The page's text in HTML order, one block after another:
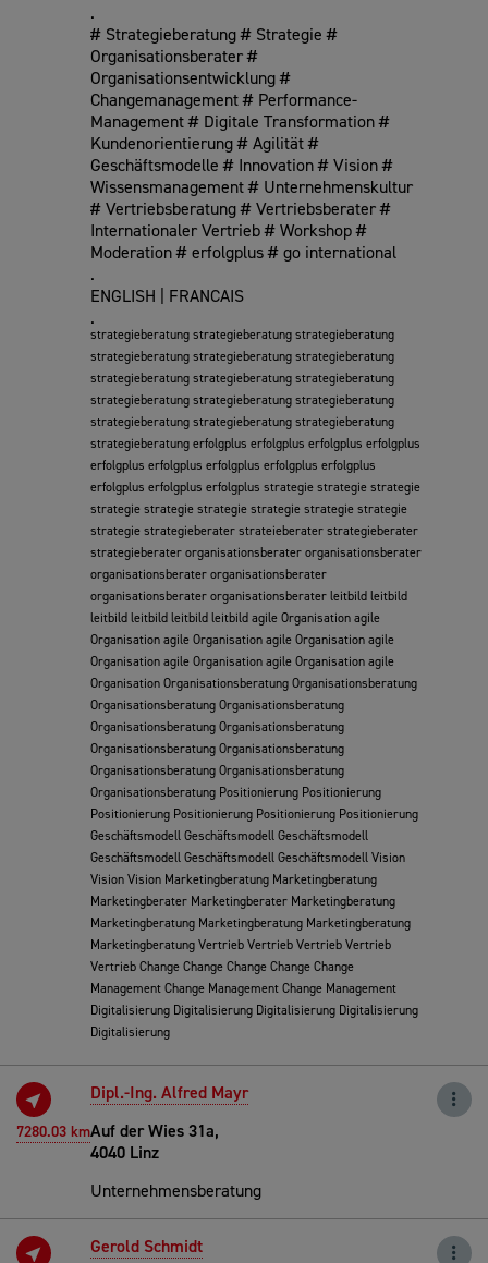
.
# Strategieberatung # Strategie #
Organisationsberater #
Organisationsentwicklung #
Changemanagement # Performance-
Management # Digitale Transformation #
Kundenorientierung # Agilität #
Geschäftsmodelle # Innovation # Vision #
Wissensmanagement # Unternehmenskultur
# Vertriebsberatung # Vertriebsberater #
Internationaler Vertrieb # Workshop #
Moderation # erfolgplus # go international
.
ENGLISH | FRANCAIS
.
strategieberatung strategieberatung strategieberatung
strategieberatung strategieberatung strategieberatung
strategieberatung strategieberatung strategieberatung
strategieberatung strategieberatung strategieberatung
strategieberatung strategieberatung strategieberatung
strategieberatung erfolgplus erfolgplus erfolgplus erfolgplus
erfolgplus erfolgplus erfolgplus erfolgplus erfolgplus
erfolgplus erfolgplus erfolgplus strategie strategie strategie
strategie strategie strategie strategie strategie strategie
strategie strategieberater strateieberater strategieberater
strategieberater organisationsberater organisationsberater
organisationsberater organisationsberater
organisationsberater organisationsberater leitbild leitbild
leitbild leitbild leitbild leitbild agile Organisation agile
Organisation agile Organisation agile Organisation agile
Organisation agile Organisation agile Organisation agile
Organisation Organisationsberatung Organisationsberatung
Organisationsberatung Organisationsberatung
Organisationsberatung Organisationsberatung
Organisationsberatung Organisationsberatung
Organisationsberatung Organisationsberatung
Organisationsberatung Positionierung Positionierung
Positionierung Positionierung Positionierung Positionierung
Geschäftsmodell Geschäftsmodell Geschäftsmodell
Geschäftsmodell Geschäftsmodell Geschäftsmodell Vision
Vision Vision Marketingberatung Marketingberatung
Marketingberater Marketingberater Marketingberatung
Marketingberatung Marketingberatung Marketingberatung
Marketingberatung Vertrieb Vertrieb Vertrieb Vertrieb
Vertrieb Change Change Change Change Change
Management Change Management Change Management
Digitalisierung Digitalisierung Digitalisierung Digitalisierung
Digitalisierung
7280.03 km
Dipl.-Ing. Alfred Mayr
Auf der Wies 31a,
4040 Linz
Unternehmensberatung
Gerold Schmidt